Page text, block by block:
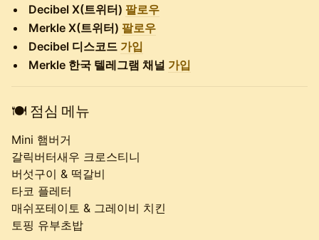
Decibel X(트위터) 팔로우
Merkle X(트위터) 팔로우
Decibel 디스코드 가입
Merkle 한국 텔레그램 채널 가입
🍽 점심 메뉴
Mini 햄버거
갈릭버터새우 크로스티니
버섯구이 & 떡갈비
타코 플레터
매쉬포테이토 & 그레이비 치킨
토핑 유부초밥